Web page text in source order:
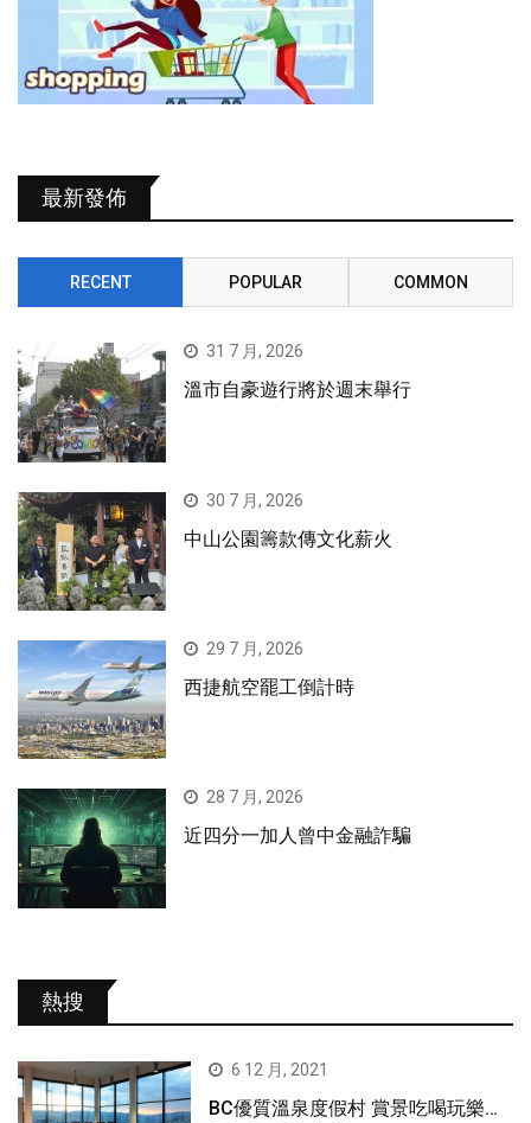
最新發佈
RECENT POPULAR COMMON
31 7 月, 2026
溫市自豪遊行將於週末舉行
30 7 月, 2026
中山公園籌款傳文化薪火
29 7 月, 2026
西捷航空罷工倒計時
28 7 月, 2026
近四分一加人曾中金融詐騙
熱搜
6 12 月, 2021
BC優質溫泉度假村 賞景吃喝玩樂…